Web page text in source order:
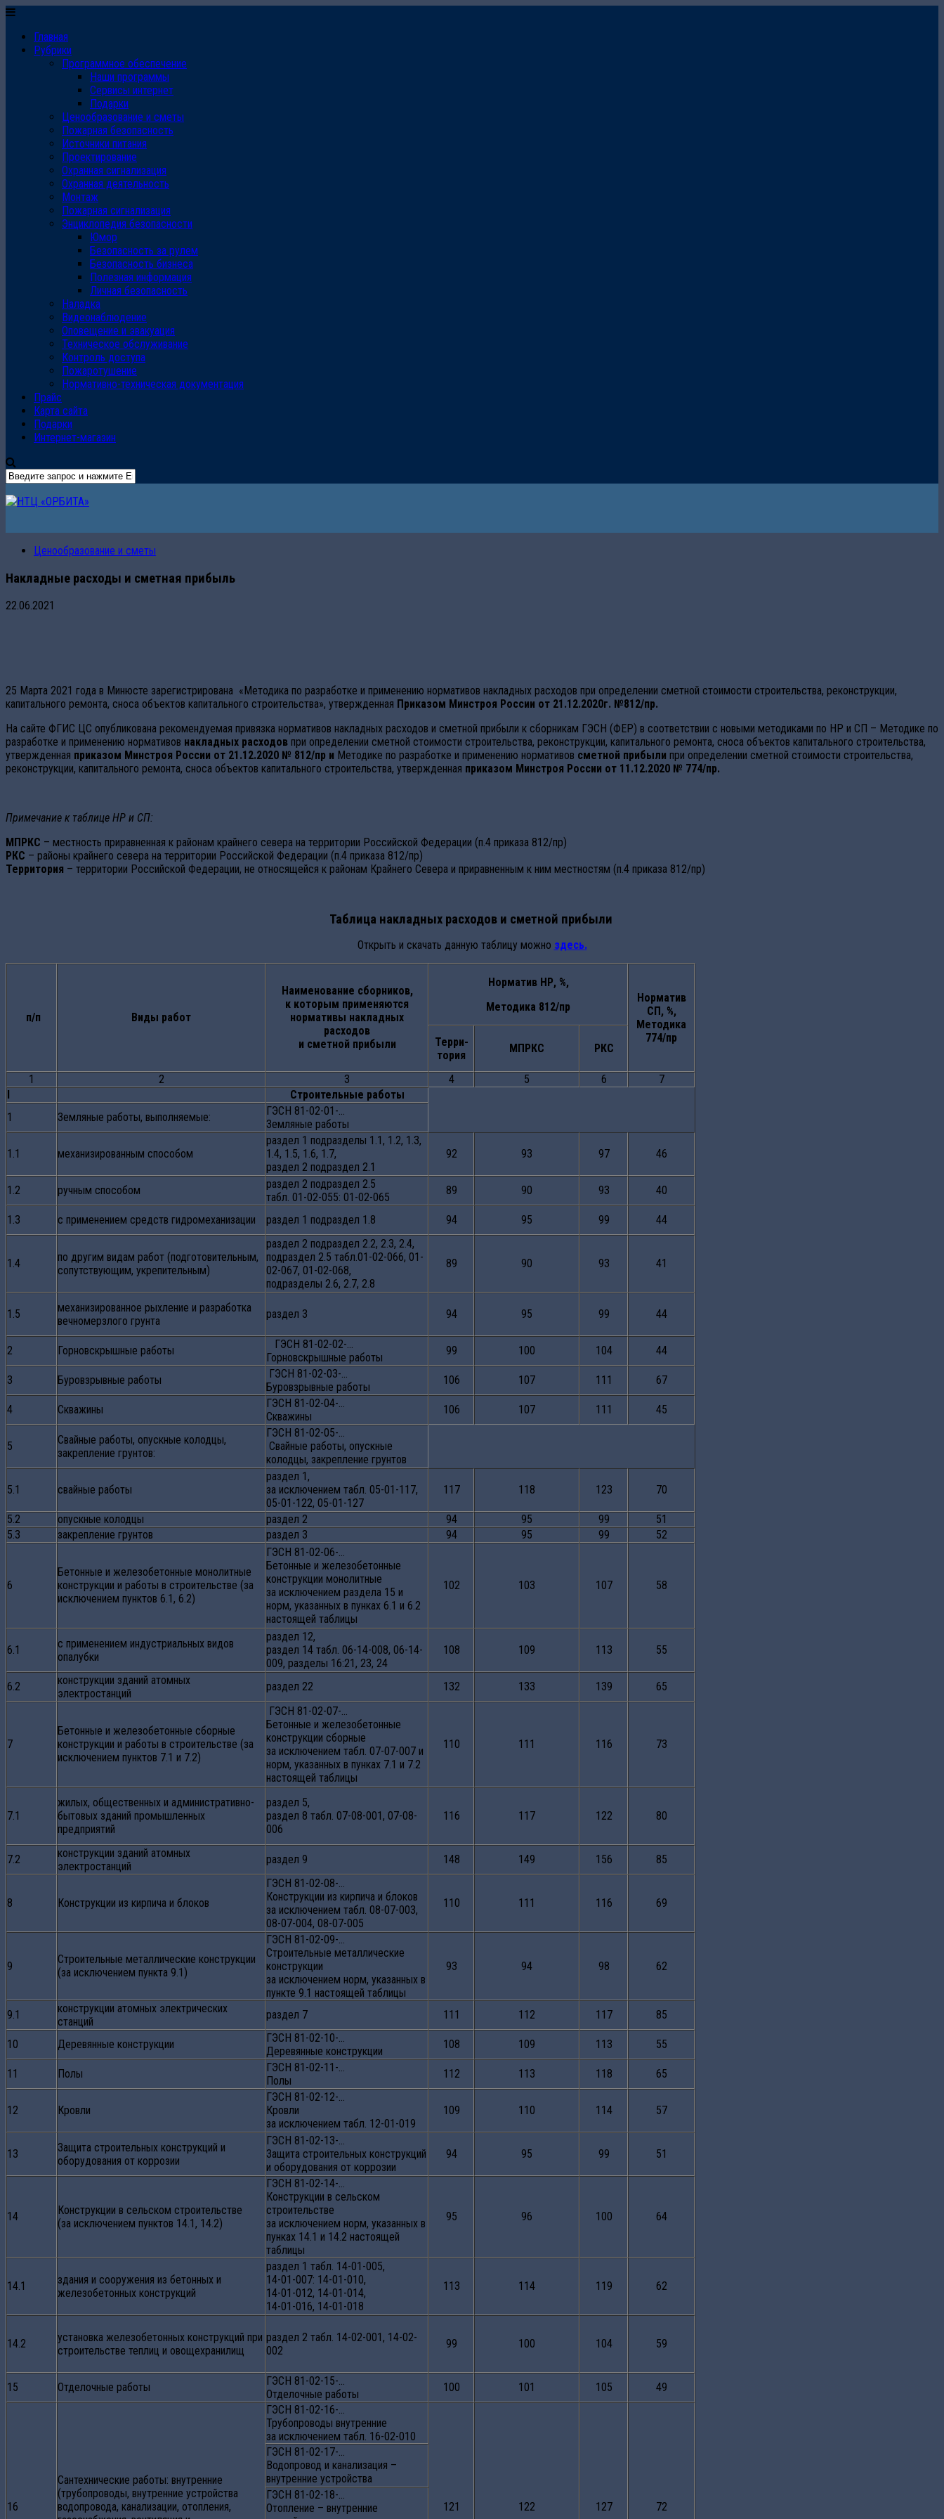
Главная
Рубрики
Программное обеспечение
Наши программы
Сервисы интернет
Подарки
Ценообразование и сметы
Пожарная безопасность
Источники питания
Проектирование
Охранная сигнализация
Охранная деятельность
Монтаж
Пожарная сигнализация
Энциклопедия безопасности
Юмор
Безопасность за рулем
Безопасность бизнеса
Полезная информация
Личная безопасность
Наладка
Видеонаблюдение
Оповещение и эвакуация
Техническое обслуживание
Контроль доступа
Пожаротушение
Нормативно-техническая документация
Прайс
Карта сайта
Подарки
Интернет-магазин
Ценообразование и сметы
Накладные расходы и сметная прибыль
22.06.2021
25 Марта 2021 года в Минюсте зарегистрирована «Методика по разработке и применению нормативов накладных расходов при определении сметной стоимости строительства, реконструкции,
капитального ремонта, сноса объектов капитального строительства», утвержденная Приказом Минстроя России от 21.12.2020г. №812/пр.
На сайте ФГИС ЦС опубликована рекомендуемая привязка нормативов накладных расходов и сметной прибыли к сборникам ГЭСН (ФЕР) в соответствии с новыми методиками по НР и СП – Методике по
разработке и применению нормативов накладных расходов при определении сметной стоимости строительства, реконструкции, капитального ремонта, сноса объектов капитального строительства,
утвержденная приказом Минстроя России от 21.12.2020 № 812/пр и Методике по разработке и применению нормативов сметной прибыли при определении сметной стоимости строительства,
реконструкции, капитального ремонта, сноса объектов капитального строительства, утвержденная приказом Минстроя России от 11.12.2020 № 774/пр.
Примечание к таблице НР и СП:
МПРКС – местность приравненная к районам крайнего севера на территории Российской Федерации (п.4 приказа 812/пр)
РКС – районы крайнего севера на территории Российской Федерации (п.4 приказа 812/пр)
Территория – территории Российской Федерации, не относящейся к районам Крайнего Севера и приравненным к ним местностям (п.4 приказа 812/пр)
Таблица накладных расходов и сметной прибыли
Открыть и скачать данную таблицу можно здесь.
п/п Виды работ
Наименование сборников,
к которым применяются
нормативы накладных
расходов
и сметной прибыли
Норматив НР, %,
Методика 812/пр
Норматив
СП, %,
Методика
774/пр
Терри-
тория
МПРКС РКС
1 2 3 4 5 6
7
Строительные работы
1
Земляные работы, выполняемые:
ГЭСН 81-02-01-…
Земляные работы
1.1 механизированным способом
раздел 1 подразделы 1.1, 1.2, 1.3,
1.4, 1.5, 1.6, 1.7,
раздел 2 подраздел 2.1
92 93 97 46
1.2 ручным способом
раздел 2 подраздел 2.5
табл. 01-02-055: 01-02-065
89 90 93 40
1.3 с применением средств гидромеханизации раздел 1 подраздел 1.8 94 95 99 44
1.4
по другим видам работ (подготовительным,
сопутствующим, укрепительным)
раздел 2 подраздел 2.2, 2.3, 2.4,
подраздел 2.5 табл.01-02-066, 01-
02-067, 01-02-068,
подразделы 2.6, 2.7, 2.8
89 90 93 41
1.5
механизированное рыхление и разработка
вечномерзлого грунта
раздел 3 94 95 99 44
2 Горновскрышные работы
ГЭСН 81-02-02-…
Горновскрышные работы
99 100 104 44
3 Буровзрывные работы
ГЭСН 81-02-03-…
Буровзрывные работы
106 107 111 67
4 Скважины
ГЭСН 81-02-04-…
Скважины
106 107 111 45
5
Свайные работы, опускные колодцы,
закрепление грунтов:
ГЭСН 81-02-05-…
Свайные работы, опускные
колодцы, закрепление грунтов
5.1 свайные работы
раздел 1,
за исключением табл. 05-01-117,
05-01-122, 05-01-127
117 118 123 70
5.2 опускные колодцы раздел 2 94 95 99
51
5.3
закрепление грунтов раздел 3 94 95 99 52
6
Бетонные и железобетонные монолитные
конструкции и работы в строительстве (за
исключением пунктов 6.1, 6.2)
ГЭСН 81-02-06-…
Бетонные и железобетонные
конструкции монолитные
за исключением раздела 15 и
норм, указанных в пунках 6.1 и 6.2
настоящей таблицы
102 103 107 58
6.1
с применением индустриальных видов
опалубки
раздел 12,
раздел 14 табл. 06-14-008, 06-14-
009, разделы 16:21, 23, 24
108 109 113 55
6.2
конструкции зданий атомных
электростанций
раздел 22 132 133 139 65
7
Бетонные и железобетонные сборные
конструкции и работы в строительстве (за
исключением пунктов 7.1 и 7.2)
ГЭСН 81-02-07-…
Бетонные и железобетонные
конструкции сборные
за исключением табл. 07-07-007 и
норм, указанных в пунках 7.1 и 7.2
настоящей таблицы
110 111 116 73
7.1
жилых, общественных и административно-
бытовых зданий промышленных
предприятий
раздел 5,
раздел 8 табл. 07-08-001, 07-08-
006
116 117 122 80
7.2
конструкции зданий атомных
электростанций
раздел 9 148 149 156 85
8 Конструкции из кирпича и блоков
ГЭСН 81-02-08-…
Конструкции из кирпича и блоков
за исключением табл. 08-07-003,
08-07-004, 08-07-005
110 111 116 69
9
Строительные металлические конструкции
(за исключением пункта 9.1)
ГЭСН 81-02-09-…
Строительные металлические
конструкции
за исключением норм, указанных в
пункте 9.1 настоящей таблицы
93 94 98 62
9.1
конструкции атомных электрических
станций
раздел 7 111 112 117 85
10 Деревянные конструкции
ГЭСН 81-02-10-…
Деревянные конструкции
108 109 113 55
11 Полы
ГЭСН 81-02-11-…
Полы
112 113 118 65
12 Кровли
ГЭСН 81-02-12-…
Кровли
за исключением табл. 12-01-019
109 110 114 57
13
Защита строительных конструкций и
оборудования от коррозии
ГЭСН 81-02-13-…
Защита строительных конструкций
и оборудования от коррозии
94 95 99 51
14
Конструкции в сельском строительстве
(за исключением пунктов 14.1, 14.2)
ГЭСН 81-02-14-…
Конструкции в сельском
строительстве
за исключением норм, указанных в
пунках 14.1 и 14.2 настоящей
таблицы
95 96 100 64
14.1
здания и сооружения из бетонных и
железобетонных конструкций
раздел 1 табл. 14-01-005,
14-01-007: 14-01-010,
14-01-012, 14-01-014,
14-01-016, 14-01-018
113 114 119 62
14.2
установка железобетонных конструкций при
строительстве теплиц и овощехранилищ
раздел 2 табл. 14-02-001, 14-02-
002
99 100 104 59
15 Отделочные работы
ГЭСН 81-02-15-…
Отделочные работы
100 101 105 49
16
Сантехнические работы: внутренние
(трубопроводы, внутренние устройства
водопровода, канализации, отопления,
ГЭСН 81-02-16-…
Трубопроводы внутренние
за исключением табл. 16-02-010
121 122 127 72
ГЭСН 81-02-17-…
Водопровод и канализация –
внутренние устройства
ГЭСН 81-02-18-…
Отопление – внутренние